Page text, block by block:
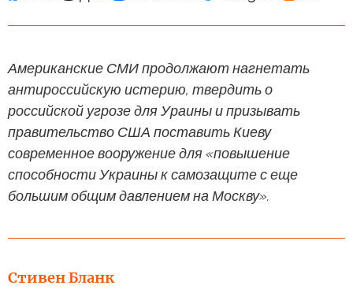
Американские СМИ продолжают нагнетать
антироссийскую истерию, твердить о
российской угрозе для Ураины и призывать
правительство США поставить Киеву
современное вооружение для «повышение
способности Украины к самозащите с еще
большим общим давлением на Москву».
Стивен Бланк